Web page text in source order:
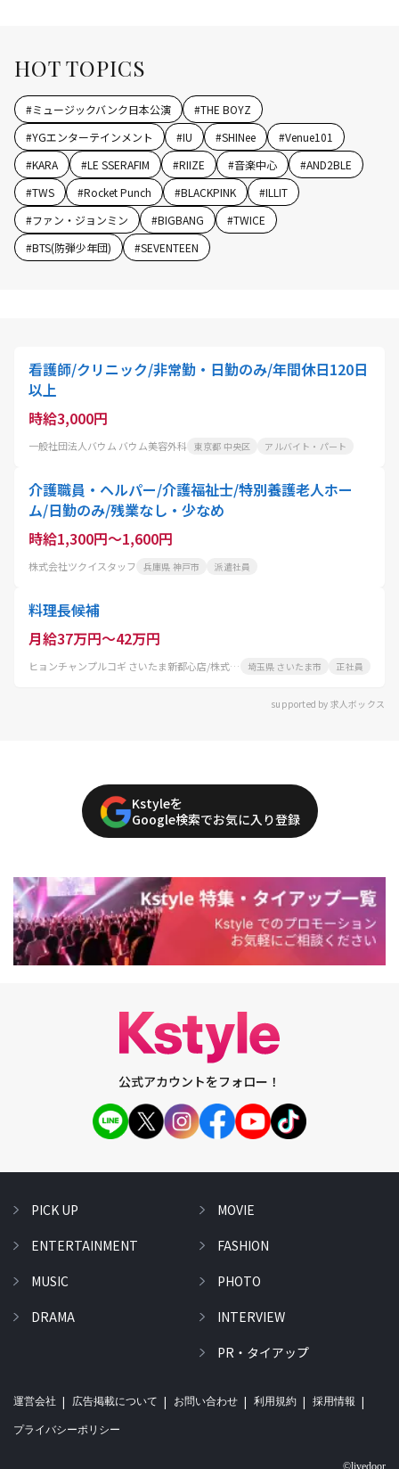
HOT TOPICS
#ミュージックバンク日本公演 #THE BOYZ
#YGエンターテインメント #IU #SHINee #Venue101
#KARA #LE SSERAFIM #RIIZE #音楽中心 #AND2BLE
#TWS #Rocket Punch #BLACKPINK #ILLIT
#ファン・ジョンミン #BIGBANG #TWICE
#BTS(防弾少年団) #SEVENTEEN
看護師/クリニック/非常勤・日勤のみ/年間休日120日
以上
時給3,000円
一般社団法人バウム バウム美容外科 東京都 中央区 アルバイト・パート
介護職員・ヘルパー/介護福祉士/特別養護老人ホー
ム/日勤のみ/残業なし・少なめ
時給1,300円～1,600円
株式会社ツクイスタッフ 兵庫県 神戸市 派遣社員
料理長候補
月給37万円～42万円
ヒョンチャンプルコギ さいたま新都心店/株式会社 コーフク 埼玉県 さいたま市 正社員
supported by 求人ボックス
Kstyleを
Google検索でお気に入り登録
公式アカウントをフォロー！
PICK UP
ENTERTAINMENT
MUSIC
DRAMA
MOVIE
FASHION
PHOTO
INTERVIEW
PR・タイアップ
運営会社 広告掲載について お問い合わせ 利用規約 採用情報
プライバシーポリシー
©livedoor